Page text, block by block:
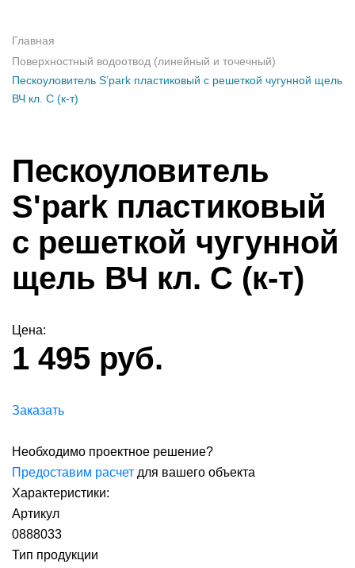
Главная
Поверхностный водоотвод (линейный и точечный)
Пескоуловитель S’park пластиковый с решеткой чугунной щель
ВЧ кл. С (к-т)
Пескоуловитель
S'park пластиковый
с решеткой чугунной
щель ВЧ кл. С (к-т)
Цена:
1 495 руб.
Заказать
Необходимо проектное решение?
Предоставим расчет для вашего объекта
Характеристики:
Артикул
0888033
Тип продукции